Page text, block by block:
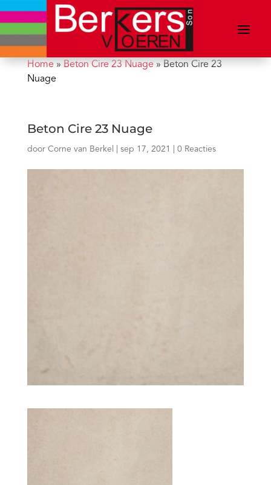
Home» Beton Cire 23 Nuage» Beton Cire 23
Nuage
Beton Cire 23 Nuage
door Corne van Berkel sep 17, 2021 0 Reacties